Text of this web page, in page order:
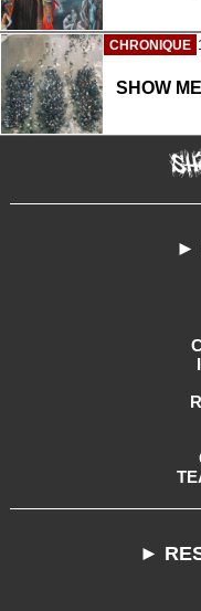
CHRONIQUE
SHOW
►
►